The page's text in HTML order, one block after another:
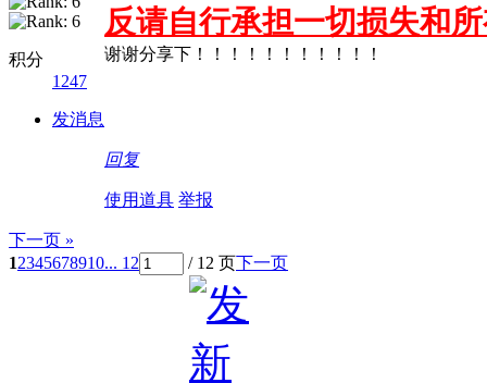
积分
1247
发消息
反请自行承担一切损失和
谢谢分享下！！！！！！！！！！！
回复
使用道具 举报
下一页 »
12345678910... 12 / 12 页下一页